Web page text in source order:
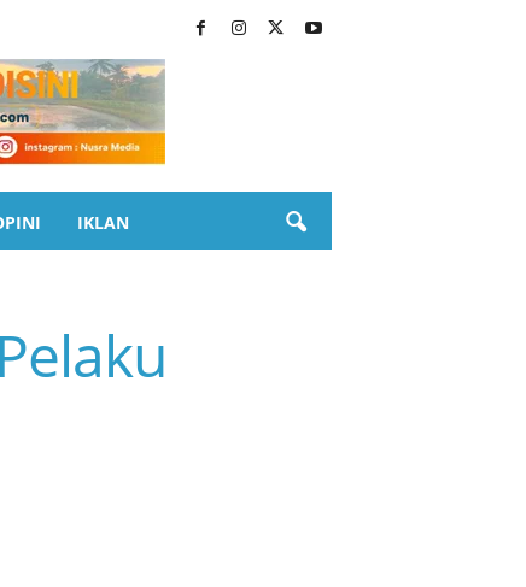
IKLAN